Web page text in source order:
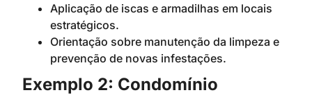
Aplicação de iscas e armadilhas em locais
estratégicos.
Orientação sobre manutenção da limpeza e
prevenção de novas infestações.
Exemplo 2: Condomínio